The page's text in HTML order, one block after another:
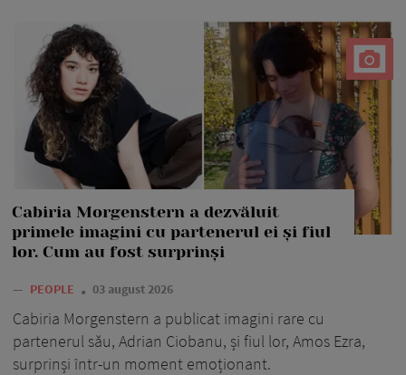
Cabiria Morgenstern a dezvăluit
primele imagini cu partenerul ei și fiul
lor. Cum au fost surprinși
— PEOPLE 03 august 2026
Cabiria Morgenstern a publicat imagini rare cu
partenerul său, Adrian Ciobanu, și fiul lor, Amos Ezra,
surprinși într-un moment emoționant.